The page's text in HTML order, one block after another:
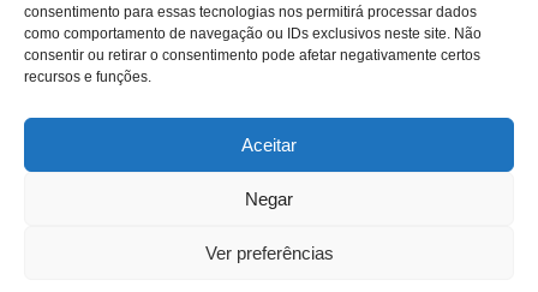
consentimento para essas tecnologias nos permitirá processar dados
como comportamento de navegação ou IDs exclusivos neste site. Não
consentir ou retirar o consentimento pode afetar negativamente certos
recursos e funções.
Aceitar
Negar
Ver preferências
Hipocalórica
Low Carb
Nenhum
Paleo
Todos os Direitos Reservados ao site - dietapaleolitica.com.br © 2026 Por